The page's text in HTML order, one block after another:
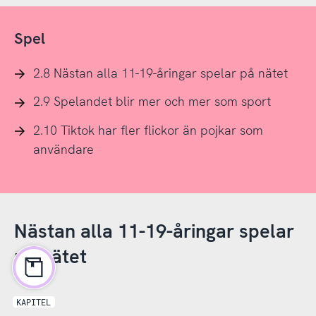
Spel
2.8 Nästan alla 11-19-åringar spelar på nätet
2.9 Spelandet blir mer och mer som sport
2.10 Tiktok har fler flickor än pojkar som
användare
Nästan alla 11-19-åringar spelar
på nätet
KAPITEL